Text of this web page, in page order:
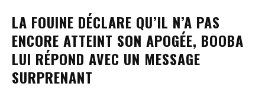
LA FOUINE DÉCLARE QU’IL N’A PAS
ENCORE ATTEINT SON APOGÉE, BOOBA
LUI RÉPOND AVEC UN MESSAGE
SURPRENANT